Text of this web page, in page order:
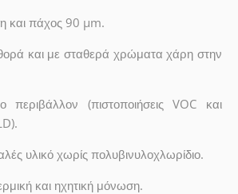
και πάχος 90 µm.
και με σταθερά χρώματα χάρη στην
περιβάλλον (πιστοποιήσεις VOC και
υλικό χωρίς πολυβινυλοχλωρίδιο.
και ηχητική μόνωση.